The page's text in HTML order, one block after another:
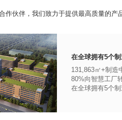
作伙伴，我们致力于提供最高质量的产
在全球拥有5个
131,863㎡+制造
80%向智慧工厂
在全球拥有5个